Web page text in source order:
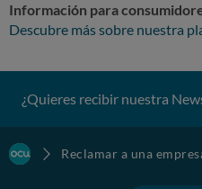
Información para
Descubre más sobre nuestra
¿Quieres recibir nuestra
Reclamar a una